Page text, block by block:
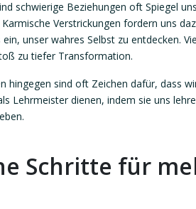
schwierige Beziehungen oft Spiegel
Verstrickungen fordern uns
unser wahres Selbst zu entdecken.
zu tiefer Transformation.
hingegen sind oft Zeichen dafür, dass
Lehrmeister dienen, indem sie uns
Schritte für